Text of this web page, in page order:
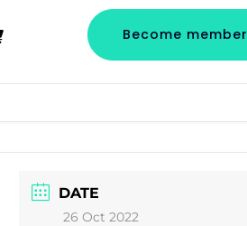
Become member
DATE
26 Oct 2022